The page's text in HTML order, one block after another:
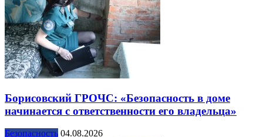
Борисовский ГРОЧС: «Безопасность в доме
начинается с ответственности его владельца»
Безопасность 04.08.2026